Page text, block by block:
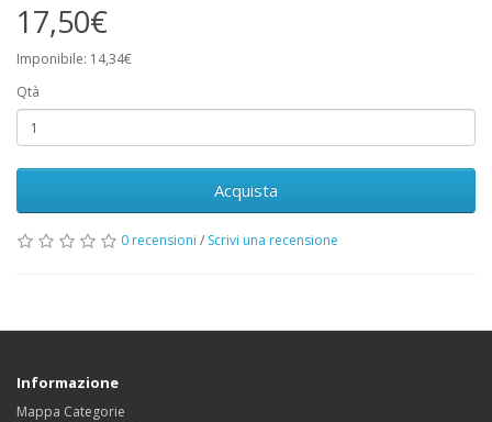
17,50€
Imponibile: 14,34€
Qtà
Acquista
0 recensioni / Scrivi una recensione
Informazione
Mappa Categorie